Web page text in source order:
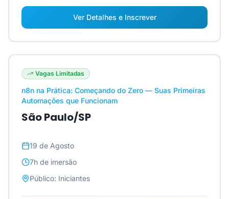
Ver Detalhes e Inscrever
Vagas Limitadas
n8n na Prática: Começando do Zero — Suas Primeiras
Automações que Funcionam
São Paulo/SP
19 de Agosto
7h de imersão
Público: Iniciantes